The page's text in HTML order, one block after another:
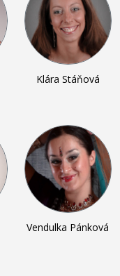
Klára Stáňová
Vendulka Pánková